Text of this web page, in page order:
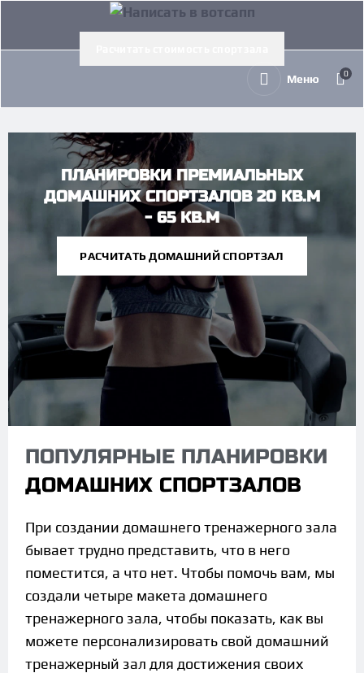
Меню 0
ПЛАНИРОВКИ ПРЕМИАЛЬНЫХ
ДОМАШНИХ СПОРТЗАЛОВ 20 КВ.М
- 65 КВ.М
РАСЧИТАТЬ ДОМАШНИЙ СПОРТЗАЛ
ПОПУЛЯРНЫЕ ПЛАНИРОВКИ
ДОМАШНИХ СПОРТЗАЛОВ
При создании домашнего тренажерного зала
бывает трудно представить, что в него
поместится, а что нет. Чтобы помочь вам, мы
создали четыре макета домашнего
тренажерного зала, чтобы показать, как вы
можете персонализировать свой домашний
тренажерный зал для достижения своих